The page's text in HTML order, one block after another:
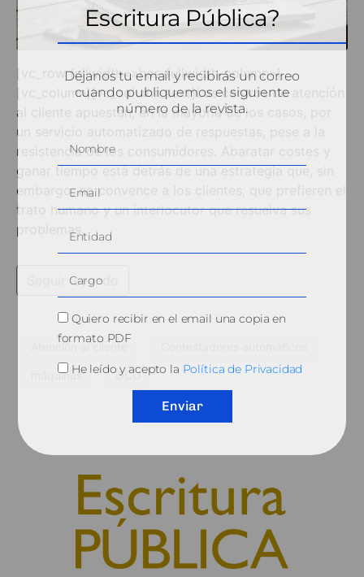
[vc_row fullwidth=»has-fullwidth-column»]
[vc_column][vc_column_text]Los centros de atención
al cliente apuestan, en la mayoría de los casos, por
un servicio automatizado de respuestas, pese a la
resistencia de los consumidores. Abaratar costes y
ganar tiempo está detrás de una estrategia que, sin
embargo, no convence a los clientes, que prefieren el
trato humano y un interlocutor que resuelva sus
problemas.
Seguir leyendo
Atención al cliente
máquinas OCU
Escritura Pública?
Déjanos tu email y recibirás un correo
cuando publiquemos el siguiente
número de la revista.
Quiero recibir en el email una copia en
formato PDF
He leído y acepto la Política de Privacidad
Enviar